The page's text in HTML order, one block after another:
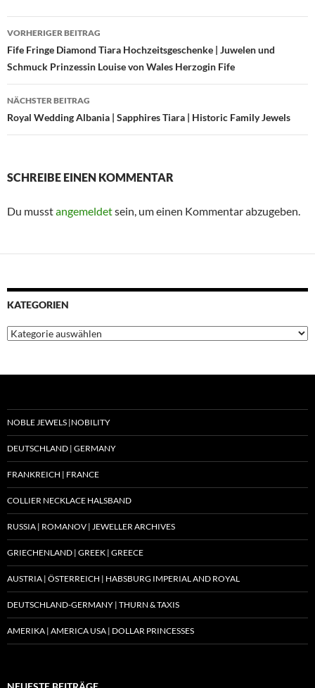
Beitragsnavigation
VORHERIGER BEITRAG
Fife Fringe Diamond Tiara Hochzeitsgeschenke | Juwelen und
Schmuck Prinzessin Louise von Wales Herzogin Fife
NÄCHSTER BEITRAG
Royal Wedding Albania | Sapphires Tiara | Historic Family Jewels
SCHREIBE EINEN KOMMENTAR
Du musstangemeldetsein, um einen Kommentar abzugeben.
KATEGORIEN
Kategorien
NOBLE JEWELS |NOBILITY
DEUTSCHLAND | GERMANY
FRANKREICH | FRANCE
COLLIER NECKLACE HALSBAND
RUSSIA | ROMANOV | JEWELLER ARCHIVES
GRIECHENLAND | GREEK | GREECE
AUSTRIA | ÖSTERREICH | HABSBURG IMPERIAL AND ROYAL
DEUTSCHLAND-GERMANY | THURN & TAXIS
AMERIKA | AMERICA USA | DOLLAR PRINCESSES